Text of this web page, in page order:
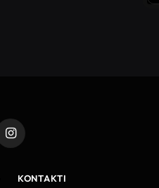
Instagram
KONTAKTI